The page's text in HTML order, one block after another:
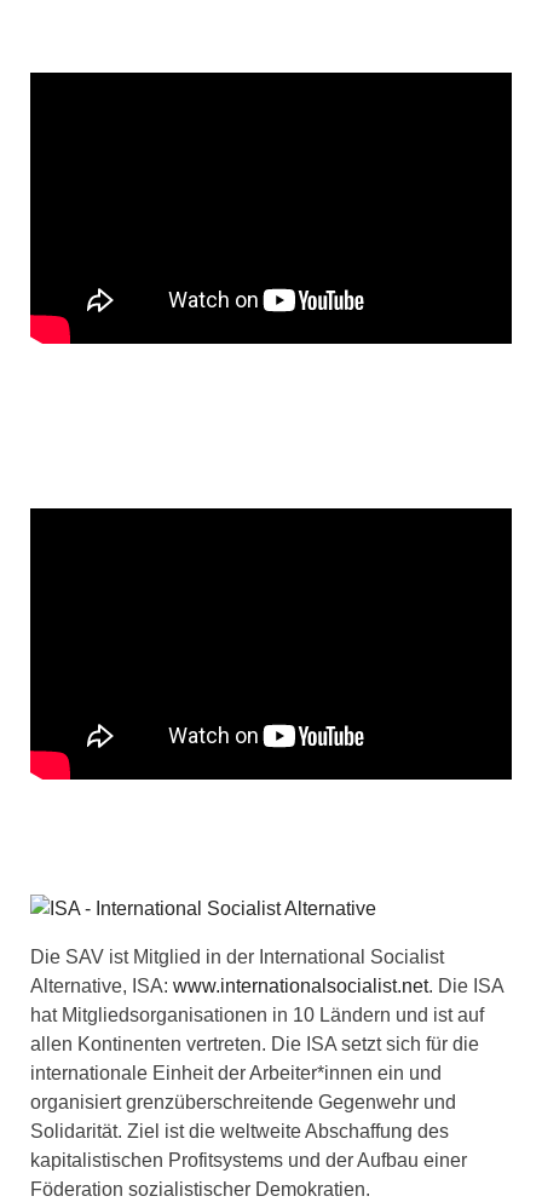
Die SAV ist Mitglied in der International Socialist
Alternative, ISA: www.internationalsocialist.net. Die ISA
hat Mitgliedsorganisationen in 10 Ländern und ist auf
allen Kontinenten vertreten. Die ISA setzt sich für die
internationale Einheit der Arbeiter*innen ein und
organisiert grenzüberschreitende Gegenwehr und
Solidarität. Ziel ist die weltweite Abschaffung des
kapitalistischen Profitsystems und der Aufbau einer
Föderation sozialistischer Demokratien.